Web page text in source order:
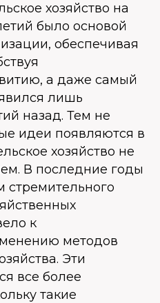
хозяйство на
было основой
обеспечивая
а даже самый
лишь
назад. Тем не
идеи появляются в
хозяйство не
В последние годы
стремительного
к
методов
Эти
все более
такие